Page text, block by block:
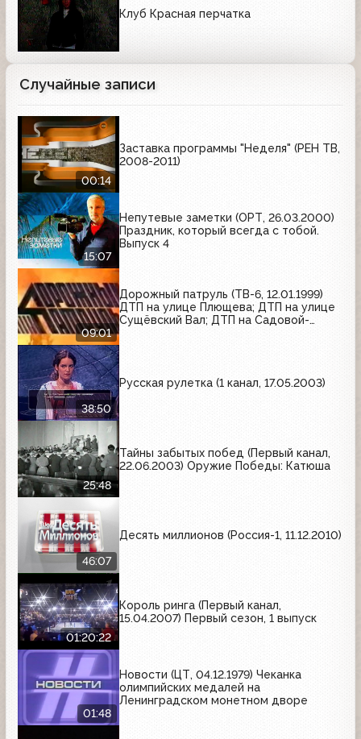
Клуб Красная перчатка
Случайные записи
00:14
Заставка программы "Неделя" (РЕН ТВ,
2008-2011)
15:07
Непутевые заметки (ОРТ, 26.03.2000)
Праздник, который всегда с тобой.
Выпуск 4
09:01
Дорожный патруль (ТВ-6, 12.01.1999)
ДТП на улице Плющева; ДТП на улице
Сущёвский Вал; ДТП на Садовой-
38:50
Русская рулетка (1 канал, 17.05.2003)
25:48
Тайны забытых побед (Первый канал,
22.06.2003) Оружие Победы: Катюша
46:07
Десять миллионов (Россия-1, 11.12.2010)
01:20:22
Король ринга (Первый канал,
15.04.2007) Первый сезон, 1 выпуск
01:48
Новости (ЦТ, 04.12.1979) Чеканка
олимпийских медалей на
Ленинградском монетном дворе